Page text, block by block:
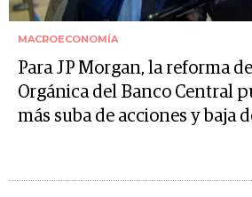
MACROECONOMÍA
Para JP Morgan, la reforma
Orgánica del Banco Central
más suba de acciones y baja